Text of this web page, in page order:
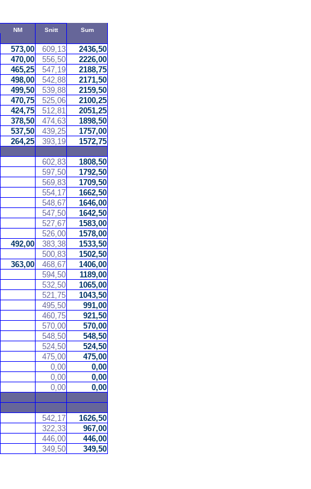
NM Snitt
Sum
573,00 609,13 2436,50
470,00 556,50 2226,00
465,25 547,19 2188,75
498,00 542,88 2171,50
499,50 539,88 2159,50
470,75 525,06 2100,25
424,75 512,81 2051,25
378,50 474,63 1898,50
537,50 439,25 1757,00
264,25 393,19 1572,75
602,83 1808,50
597,50 1792,50
569,83 1709,50
554,17 1662,50
548,67 1646,00
547,50 1642,50
527,67 1583,00
526,00 1578,00
492,00 383,38 1533,50
500,83 1502,50
363,00 468,67 1406,00
594,50 1189,00
532,50 1065,00
521,75 1043,50
495,50 991,00
460,75 921,50
570,00 570,00
548,50 548,50
524,50 524,50
475,00 475,00
0,00 0,00
0,00 0,00
0,00 0,00
542,17 1626,50
322,33 967,00
446,00 446,00
349,50 349,50